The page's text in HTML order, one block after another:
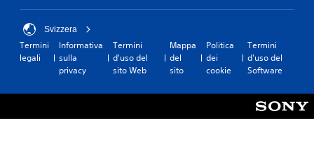
Svizzera
Termini
legali
Informativa
sulla
privacy
Termini
d'uso del
sito Web
Mappa
del
sito
Politica
dei
cookie
Termini
d'uso del
Software